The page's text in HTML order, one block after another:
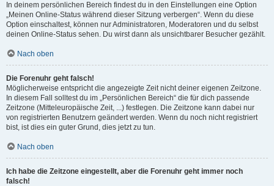
In deinem persönlichen Bereich findest du in den Einstellungen eine Option
„Meinen Online-Status während dieser Sitzung verbergen“. Wenn du diese
Option einschaltest, können nur Administratoren, Moderatoren und du selbst
deinen Online-Status sehen. Du wirst dann als unsichtbarer Besucher gezählt.
Nach oben
Die Forenuhr geht falsch!
Möglicherweise entspricht die angezeigte Zeit nicht deiner eigenen Zeitzone.
In diesem Fall solltest du im „Persönlichen Bereich“ die für dich passende
Zeitzone (Mitteleuropäische Zeit, ...) festlegen. Die Zeitzone kann dabei nur
von registrierten Benutzern geändert werden. Wenn du noch nicht registriert
bist, ist dies ein guter Grund, dies jetzt zu tun.
Nach oben
Ich habe die Zeitzone eingestellt, aber die Forenuhr geht immer noch
falsch!